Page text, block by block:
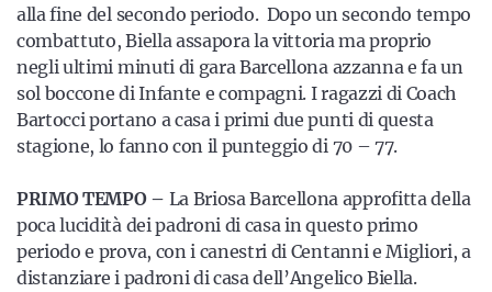
Iscriviti
alla fine del secondo periodo. Dopo un secondo tempo
combattuto, Biella assapora la vittoria ma proprio
negli ultimi minuti di gara Barcellona azzanna e fa un
sol boccone di Infante e compagni. I ragazzi di Coach
Bartocci portano a casa i primi due punti di questa
stagione, lo fanno con il punteggio di 70 – 77.
PRIMO TEMPO – La Briosa Barcellona approfitta della
poca lucidità dei padroni di casa in questo primo
periodo e prova, con i canestri di Centanni e Migliori, a
distanziare i padroni di casa dell’Angelico Biella.